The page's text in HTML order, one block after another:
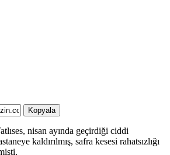
Kopyala
nisan ayında geçirdiği ciddi
kaldırılmış, safra kesesi rahatsızlığı